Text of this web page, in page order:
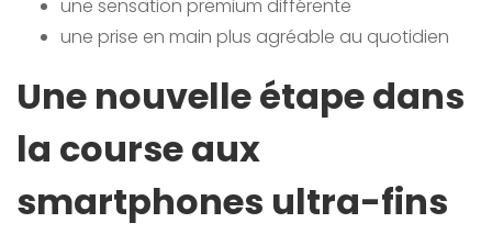
une sensation premium différente
une prise en main plus agréable au quotidien
Une nouvelle étape dans
la course aux
smartphones ultra-fins